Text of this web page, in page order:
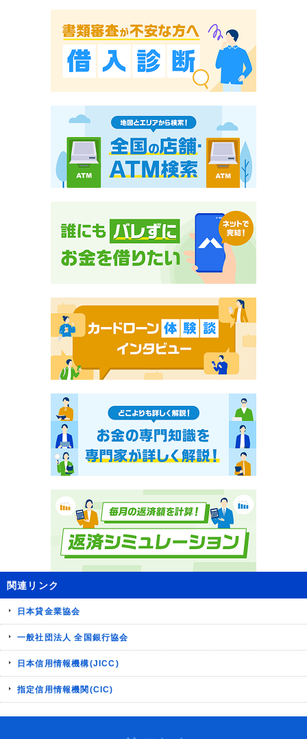
関連リンク
日本貸金業協会
一般社団法人 全国銀行協会
日本信用情報機構(JICC)
指定信用情報機関(CIC)